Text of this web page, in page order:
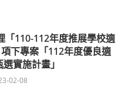
「110-112年度推展學校適
下專案「112年度優良適
實施計畫」
02-08